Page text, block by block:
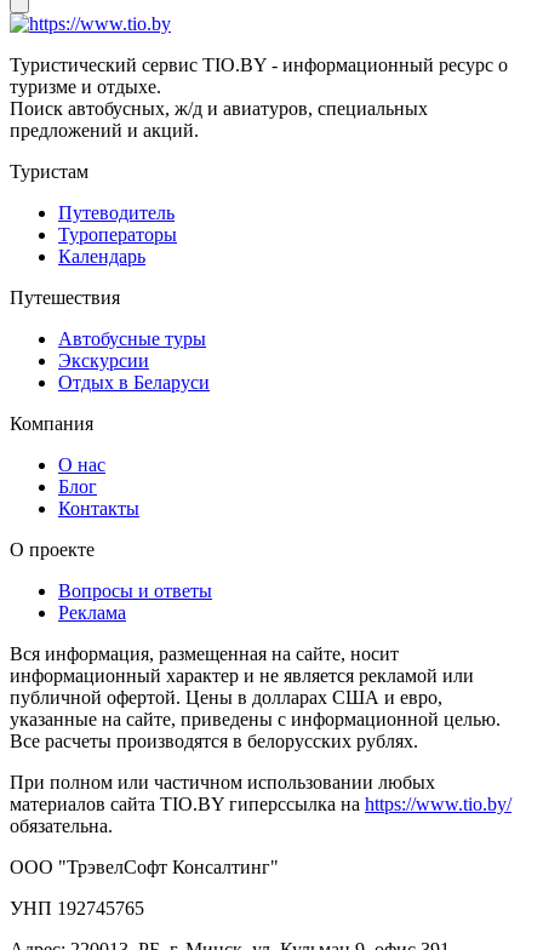
Туристический сервис TIO.BY - информационный ресурс о
туризме и отдыхе.
Поиск автобусных, ж/д и авиатуров, специальных
предложений и акций.
Туристам
Путеводитель
Туроператоры
Календарь
Путешествия
Автобусные туры
Экскурсии
Отдых в Беларуси
Компания
О нас
Блог
Контакты
О проекте
Вопросы и ответы
Реклама
Вся информация, размещенная на сайте, носит
информационный характер и не является рекламой или
публичной офертой. Цены в долларах США и евро,
указанные на сайте, приведены с информационной целью.
Все расчеты производятся в белорусских рублях.
При полном или частичном использовании любых
материалов сайта TIO.BY гиперссылка на https://www.tio.by/
обязательна.
ООО "ТрэвелСофт Консалтинг"
УНП 192745765